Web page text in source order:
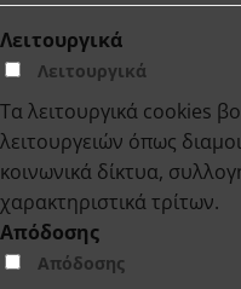
Λειτουργικά
Λειτουργικά
Τα λειτουργικά cookies
λειτουργειών όπως
κοινωνικά δίκτυα,
χαρακτηριστικά τρίτων.
Απόδοσης
Απόδοσης